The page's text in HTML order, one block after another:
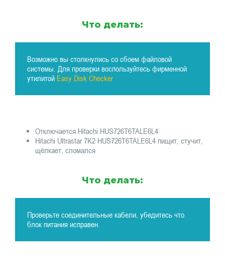
Что делать:
Возможно вы столкнулись со сбоем файловой
системы. Для проверки воспользуйтесь фирменной
утилитой Easy Disk Checker
Отключается Hitachi HUS726T6TALE6L4
Hitachi Ultrastar 7K2 HUS726T6TALE6L4 пищит, стучит,
щёлкает, сломался
Что делать:
Проверьте соединительные кабели, убедитесь что
блок питания исправен.